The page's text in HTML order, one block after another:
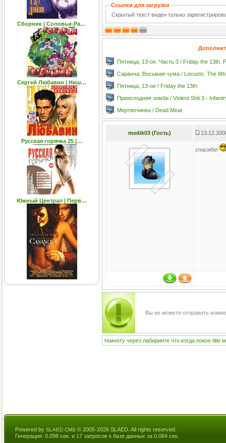
Сборник | Соловьи-Ра…
Сергей Любавин | Ниш…
Русская горячка 25 |…
Южный Централ | Перв…
Ссылки для загрузки
Скрытый текст виден только
Пятница, 13-ое. Часть 3 / Friday the 13th.
Саранча: Восьмая чума / Locusts: The 8th
Пятница, 13-ое / Friday the 13th
Преисподняя зомби / Violent Shit 3 -
Мертвечинка / Dead Meat
medik03 (Гость)
спасибо!
Вы не можете отправить
темноту через лабиринте что когда покое title
Powered by SLAED CMS © 2005-2026 SLAED. All rights reserved.
Генерация: 0.098 сек. и 17 запросов к базе данных за 0.064 сек.